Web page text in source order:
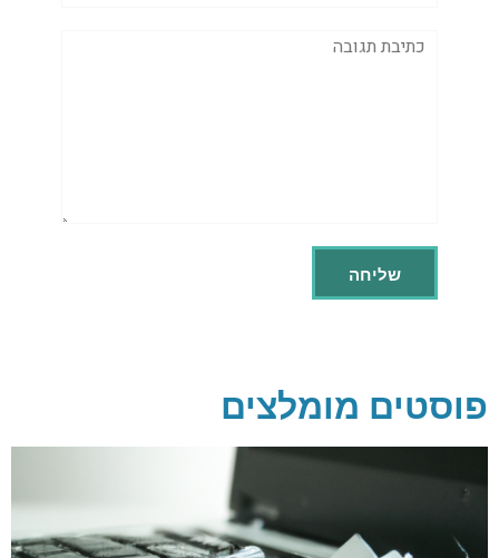
תגובה
פוסטים מומלצים